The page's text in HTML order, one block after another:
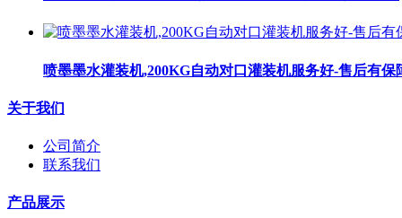
喷墨墨水灌装机,200KG自动对口灌装机服务好-售后有保
关于我们
公司简介
联系我们
产品展示